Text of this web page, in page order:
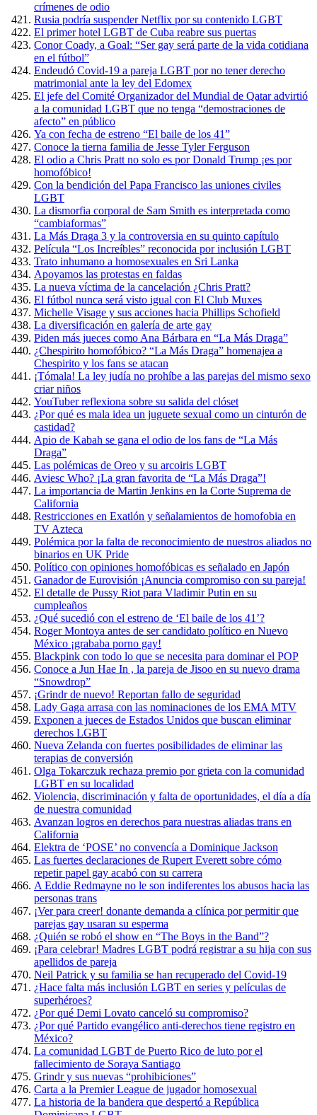
crímenes de odio
Rusia podría suspender Netflix por su contenido LGBT
El primer hotel LGBT de Cuba reabre sus puertas
Conor Coady, a Goal: “Ser gay será parte de la vida cotidiana
en el fútbol”
Endeudó Covid-19 a pareja LGBT por no tener derecho
matrimonial ante la ley del Edomex
El jefe del Comité Organizador del Mundial de Qatar advirtió
a la comunidad LGBT que no tenga “demostraciones de
afecto” en público
Ya con fecha de estreno “El baile de los 41”
Conoce la tierna familia de Jesse Tyler Ferguson
El odio a Chris Pratt no solo es por Donald Trump ¡es por
homofóbico!
Con la bendición del Papa Francisco las uniones civiles
LGBT
La dismorfia corporal de Sam Smith es interpretada como
“cambiaformas”
La Más Draga 3 y la controversia en su quinto capítulo
Película “Los Increíbles” reconocida por inclusión LGBT
Trato inhumano a homosexuales en Sri Lanka
Apoyamos las protestas en faldas
La nueva víctima de la cancelación ¿Chris Pratt?
El fútbol nunca será visto igual con El Club Muxes
Michelle Visage y sus acciones hacia Phillips Schofield
La diversificación en galería de arte gay
Piden más jueces como Ana Bárbara en “La Más Draga”
¿Chespirito homofóbico? “La Más Draga” homenajea a
Chespirito y los fans se atacan
¡Tómala! La ley judía no prohíbe a las parejas del mismo sexo
criar niños
YouTuber reflexiona sobre su salida del clóset
¿Por qué es mala idea un juguete sexual como un cinturón de
castidad?
Apio de Kabah se gana el odio de los fans de “La Más
Draga”
Las polémicas de Oreo y su arcoiris LGBT
Aviesc Who? ¡La gran favorita de “La Más Draga”!
La importancia de Martin Jenkins en la Corte Suprema de
California
Restricciones en Exatlón y señalamientos de homofobia en
TV Azteca
Polémica por la falta de reconocimiento de nuestros aliados no
binarios en UK Pride
Político con opiniones homofóbicas es señalado en Japón
Ganador de Eurovisión ¡Anuncia compromiso con su pareja!
El detalle de Pussy Riot para Vladimir Putin en su
cumpleaños
¿Qué sucedió con el estreno de ‘El baile de los 41’?
Roger Montoya antes de ser candidato político en Nuevo
México ¡grababa porno gay!
Blackpink con todo lo que se necesita para dominar el POP
Conoce a Jun Hae In , la pareja de Jisoo en su nuevo drama
“Snowdrop”
¡Grindr de nuevo! Reportan fallo de seguridad
Lady Gaga arrasa con las nominaciones de los EMA MTV
Exponen a jueces de Estados Unidos que buscan eliminar
derechos LGBT
Nueva Zelanda con fuertes posibilidades de eliminar las
terapias de conversión
Olga Tokarczuk rechaza premio por grieta con la comunidad
LGBT en su localidad
Violencia, discriminación y falta de oportunidades, el día a día
de nuestra comunidad
Avanzan logros en derechos para nuestras aliadas trans en
California
Elektra de ‘POSE’ no convencía a Dominique Jackson
Las fuertes declaraciones de Rupert Everett sobre cómo
repetir papel gay acabó con su carrera
A Eddie Redmayne no le son indiferentes los abusos hacia las
personas trans
¡Ver para creer! donante demanda a clínica por permitir que
parejas gay usaran su esperma
¿Quién se robó el show en “The Boys in the Band”?
¡Para celebrar! Madres LGBT podrá registrar a su hija con sus
apellidos de pareja
Neil Patrick y su familia se han recuperado del Covid-19
¿Hace falta más inclusión LGBT en series y películas de
superhéroes?
¿Por qué Demi Lovato canceló su compromiso?
¿Por qué Partido evangélico anti-derechos tiene registro en
México?
La comunidad LGBT de Puerto Rico de luto por el
fallecimiento de Soraya Santiago
Grindr y sus nuevas “prohibiciones”
Carta a la Premier League de jugador homosexual
La historia de la bandera que despertó a República